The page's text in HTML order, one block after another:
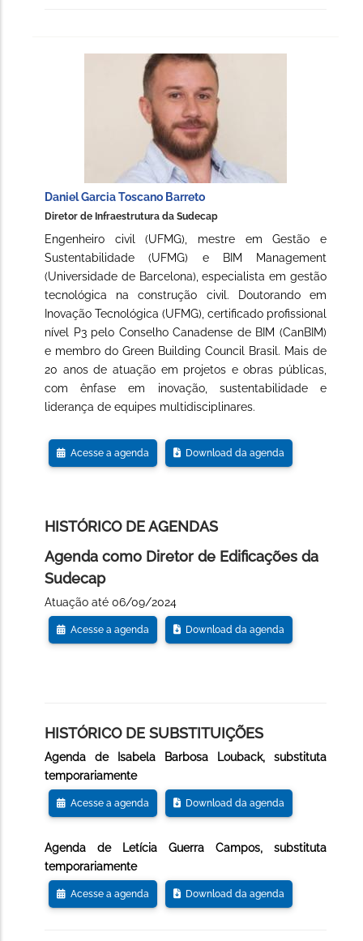
Daniel Garcia Toscano Barreto
Diretor de Infraestrutura da Sudecap
Engenheiro civil (UFMG), mestre em Gestão e
Sustentabilidade (UFMG) e BIM Management
(Universidade de Barcelona), especialista em gestão
tecnológica na construção civil. Doutorando em
Inovação Tecnológica (UFMG), certificado profissional
nível P3 pelo Conselho Canadense de BIM (CanBIM)
e membro do Green Building Council Brasil. Mais de
20 anos de atuação em projetos e obras públicas,
com ênfase em inovação, sustentabilidade e
liderança de equipes multidisciplinares.
Acesse a agenda Download da agenda
HISTÓRICO DE AGENDAS
Agenda como Diretor de Edificações da
Sudecap
Atuação até 06/09/2024
Acesse a agenda Download da agenda
HISTÓRICO DE SUBSTITUIÇÕES
Agenda de Isabela Barbosa Louback, substituta
temporariamente
Acesse a agenda Download da agenda
Agenda de Letícia Guerra Campos, substituta
temporariamente
Acesse a agenda Download da agenda